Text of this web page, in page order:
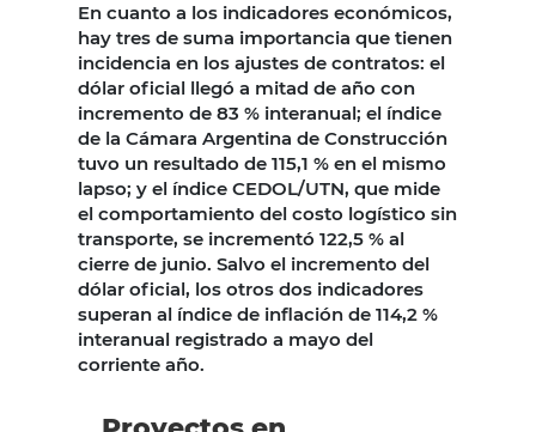
En cuanto a los indicadores económicos,
hay tres de suma importancia que tienen
incidencia en los ajustes de contratos: el
dólar oficial llegó a mitad de año con
incremento de 83 % interanual; el índice
de la Cámara Argentina de Construcción
tuvo un resultado de 115,1 % en el mismo
lapso; y el índice CEDOL/UTN, que mide
el comportamiento del costo logístico sin
transporte, se incrementó 122,5 % al
cierre de junio. Salvo el incremento del
dólar oficial, los otros dos indicadores
superan al índice de inflación de 114,2 %
interanual registrado a mayo del
corriente año.